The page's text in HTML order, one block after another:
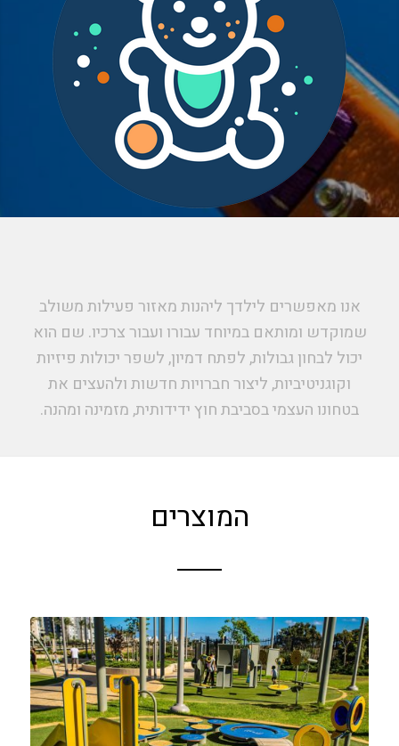
אנו מאפשרים לילדך ליהנות מאזור פעילות משולב
שמוקדש ומותאם במיוחד עבורו ועבור צרכיו. שם הוא
יכול לבחון גבולות, לפתח דמיון, לשפר יכולות פיזיות
וקוגניטיביות, ליצור חברויות חדשות ולהעצים את
בטחונו העצמי בסביבת חוץ ידידותית, מזמינה ומהנה.
המוצרים